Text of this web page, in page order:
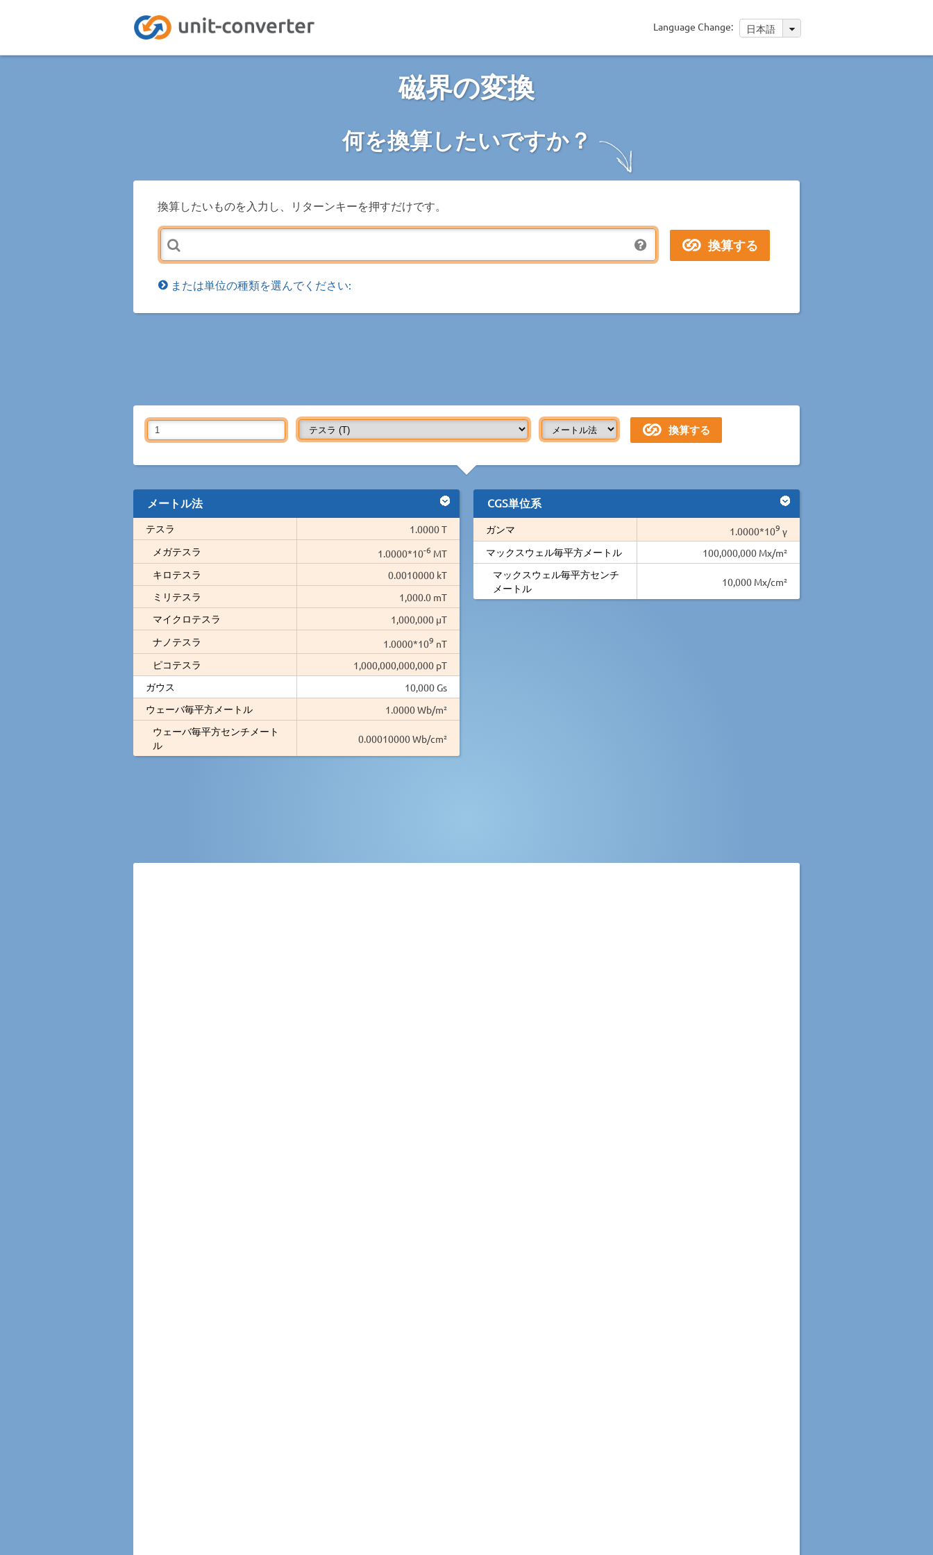
Language Change: 日本語
磁界の変換
何を換算したいですか？
換算したいものを入力し、リターンキーを押すだけです。
または単位の種類を選んでください:
メートル法
テスラ
1.0000 T
メガテスラ
1.0000*10-6 MT
キロテスラ
0.0010000 kT
ミリテスラ
1,000.0 mT
マイクロテスラ
1,000,000 µT
ナノテスラ
1.0000*109 nT
ピコテスラ
1,000,000,000,000 pT
ガウス
10,000 Gs
ウェーバ毎平方メートル
1.0000 Wb/m²
ウェーバ毎平方センチメート
ル
0.00010000 Wb/cm²
CGS単位系
ガンマ 1.0000*109 γ
マックスウェル毎平方メートル
100,000,000 Mx/m²
マックスウェル毎平方センチ
メートル
10,000 Mx/cm²